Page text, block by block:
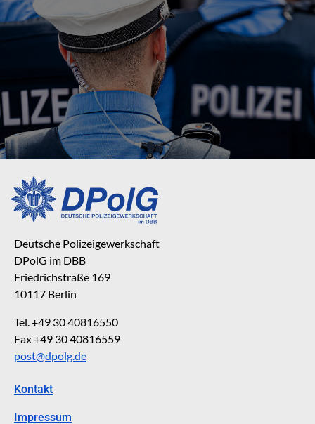
Deutsche Polizeigewerkschaft
DPolG im DBB
Friedrichstraße 169
10117 Berlin
Tel. +49 30 40816550
Fax +49 30 40816559
post@dpolg.de
Kontakt
Impressum